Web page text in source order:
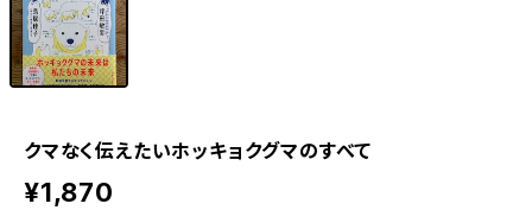
クマなく伝えたいホッキョクグマのすべて
¥1,870